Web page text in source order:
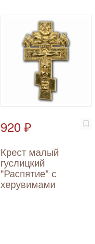
920 ₽
Крест малый
гуслицкий
"Распятие" с
херувимами